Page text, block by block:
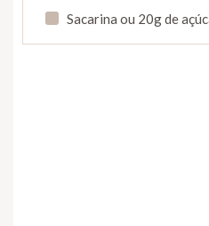
Sacarina ou 20g de